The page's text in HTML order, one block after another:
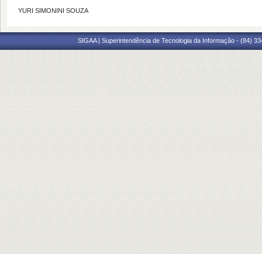
YURI SIMONINI SOUZA
SIGAA | Superintendência de Tecnologia da Informação - (84)